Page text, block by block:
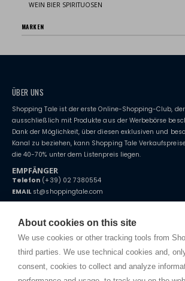
About cookies on this site
We use cookies or other tracking tools from
third parties. We use technical cookies and,
consent, cookies to collect and analyze
WEIN BIER SPIRITUOSEN
MARKEN
ÜBER UNS
Shopping Tale ist der erste Online-Shopping-Club,
ausschließlich mit Produkte aus der Werbebörse
Dank der Möglichkeit, über diesen exklusiven und
Kanal zu beziehen, kann Shopping Tale
die 40-70% unter dem Listenpreis liegen.
EMPFÄNGER
Telefon (+39) 02 7380554
EMAILst@shoppingtale.com
Starting this year, we decided to provide our
home. You will always receive great care and
distance.
BEDINGUNGEN UND KONDITIONEN
Bedingungen und Konditionen